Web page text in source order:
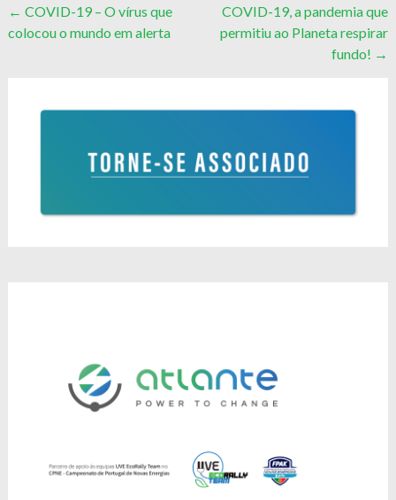
Post
navigation
← COVID-19 – O vírus que
colocou o mundo em alerta
COVID-19, a pandemia que
permitiu ao Planeta respirar
fundo! →